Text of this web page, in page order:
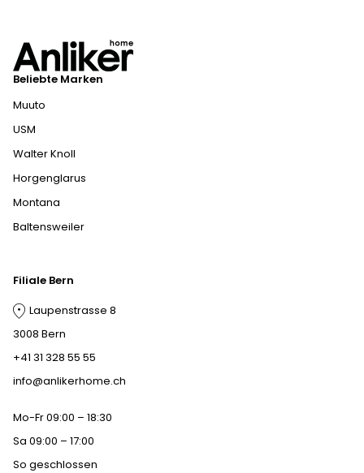
Beliebte Marken
Muuto
USM
Walter Knoll
Horgenglarus
Montana
Baltensweiler
Filiale Bern
Laupenstrasse 8
3008 Bern
+41 31 328 55 55
info@anlikerhome.ch
Mo-Fr 09:00 – 18:30
Sa 09:00 – 17:00
So geschlossen